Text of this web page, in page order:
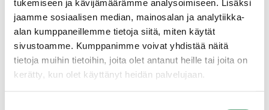
tukemiseen ja kävijämäärämme analysoimiseen. Lisäksi
jaamme sosiaalisen median, mainosalan ja analytiikka-
alan kumppaneillemme tietoja siitä, miten käytät
sivustoamme. Kumppanimme voivat yhdistää näitä
tietoja muihin tietoihin, joita olet antanut heille tai joita on
kerätty, kun olet käyttänyt heidän palvelujaan.
15.1.2025. Poronhoitoalueella koiran käyttö on kielletty
metsästyksessä aikavälillä 1.1.–15.1.2025. Metsästyksessä
tulee huomioida poroelinkeino sekä muut luonnossa liikkuvat.
Tärkeintä on kiinnittää erityistä huomiota siihen, että
metsästys tapahtuu turvallisesti.
Metsästyksen yhteydessä metsästäjät keräävät